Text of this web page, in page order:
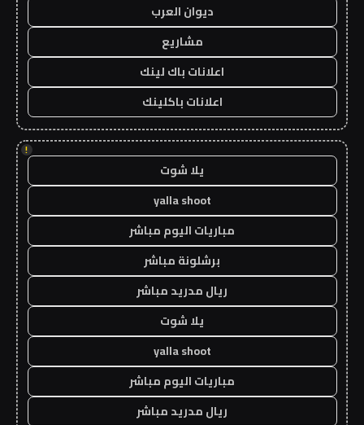
ديوان العرب
مشاريع
اعلانات باك لينك
اعلانات باكلينك
!
يلا شوت
yalla shoot
مباريات اليوم مباشر
برشلونة مباشر
ريال مدريد مباشر
يلا شوت
yalla shoot
مباريات اليوم مباشر
ريال مدريد مباشر